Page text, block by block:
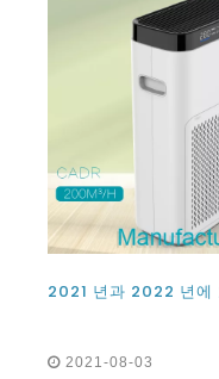
2021-08-03